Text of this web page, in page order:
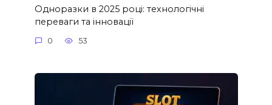
Одноразки в 2025 році: технологічні
переваги та інновації
0 53